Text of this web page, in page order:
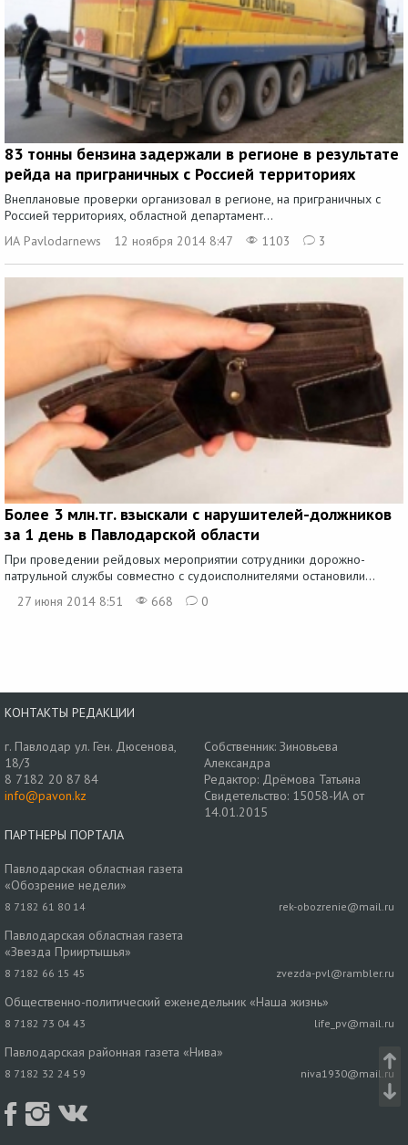
83 тонны бензина задержали в регионе в результате
рейда на приграничных с Россией территориях
Внеплановые проверки организовал в регионе, на приграничных с
Россией территориях, областной департамент...
ИА Pavlodarnews
12 ноября 2014 8:47 1103 3
Более 3 млн.тг. взыскали с нарушителей-должников
за 1 день в Павлодарской области
При проведении рейдовых мероприятии сотрудники дорожно-
патрульной службы совместно с судоисполнителями остановили...
27 июня 2014 8:51
668 0
КОНТАКТЫ РЕДАКЦИИ
г. Павлодар ул. Ген. Дюсенова,
18/3
8 7182 20 87 84
info@pavon.kz
Собственник: Зиновьева
Александра
Редактор: Дрёмова Татьяна
Свидетельство: 15058-ИА от
14.01.2015
ПАРТНЕРЫ ПОРТАЛА
Павлодарская областная газета
«Обозрение недели»
8 7182 61 80 14 rek-obozrenie@mail.ru
Павлодарская областная газета
«Звезда Прииртышья»
8 7182 66 15 45 zvezda-pvl@rambler.ru
Общественно-политический еженедельник «Наша жизнь»
8 7182 73 04 43 life_pv@mail.ru
Павлодарская районная газета «Нива»
8 7182 32 24 59 niva1930@mail.ru